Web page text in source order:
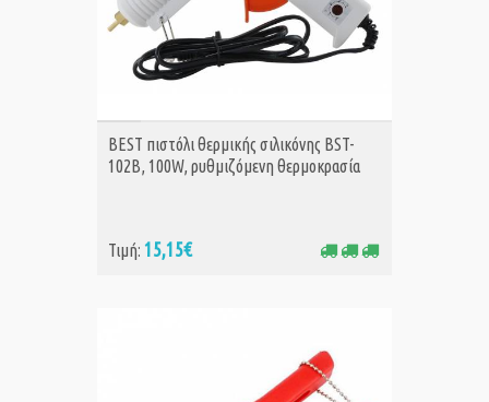
ΑΓΟΡΑ
BEST πιστόλι θερμικής σιλικόνης BST-
102B, 100W, ρυθμιζόμενη θερμοκρασία
Τιμή: 15,15€